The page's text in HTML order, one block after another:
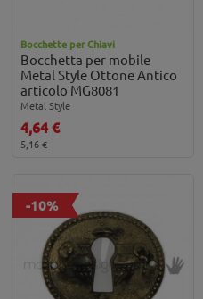
Bocchette per Chiavi
Bocchetta per mobile
Metal Style Ottone Antico
articolo MG8081
Metal Style
4,64 €
5,16 €
-10%